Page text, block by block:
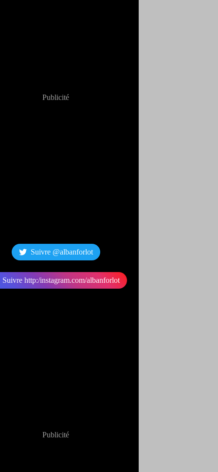
Publicité
Suivre @albanforlot
Suivre http:/instagram.com/albanforlot
Publicité